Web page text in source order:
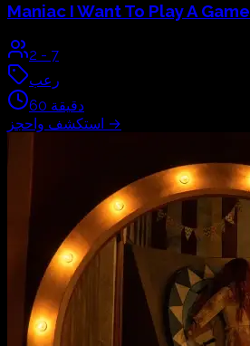
Maniac I Want To Play A Game
2 - 7
رعب
60 دقيقة
استكشف واحجز →